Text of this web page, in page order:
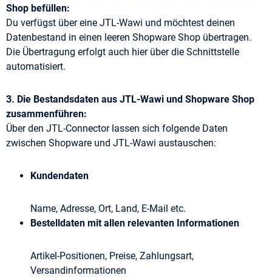
Shop befüllen:
Du verfügst über eine JTL-Wawi und möchtest deinen
Datenbestand in einen leeren Shopware Shop übertragen.
Die Übertragung erfolgt auch hier über die Schnittstelle
automatisiert.
3. Die Bestandsdaten aus JTL-Wawi und Shopware Shop
zusammenführen:
Über den JTL-Connector lassen sich folgende Daten
zwischen Shopware und JTL-Wawi austauschen:
Kundendaten
Name, Adresse, Ort, Land, E-Mail etc.
Bestelldaten mit allen relevanten Informationen
Artikel-Positionen, Preise, Zahlungsart,
Versandinformationen